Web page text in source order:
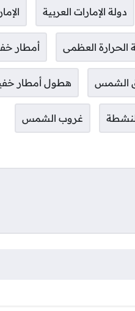
دولة الإمارات العربية
الحرارة العظمى أمطار
الشمس هطول أمطار
غروب الشمس